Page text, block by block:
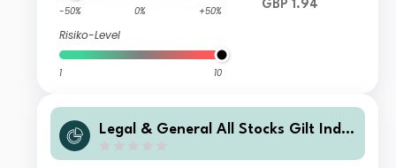
-50% 0% +50%
Risiko-Level
1 10
GBP 1.94
Legal & General All Stocks Gilt Inde